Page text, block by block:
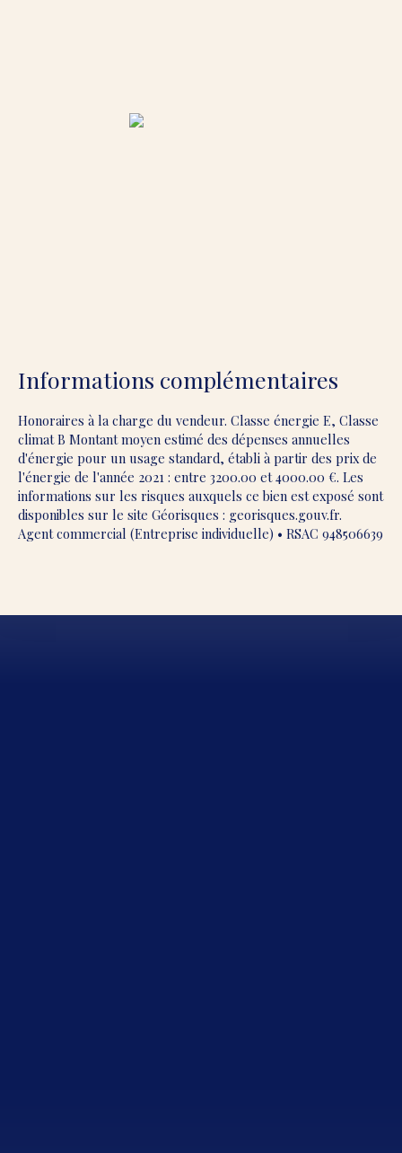
Informations complémentaires
Honoraires à la charge du vendeur. Classe énergie E, Classe
climat B Montant moyen estimé des dépenses annuelles
d'énergie pour un usage standard, établi à partir des prix de
l'énergie de l'année 2021 : entre 3200.00 et 4000.00 €. Les
informations sur les risques auxquels ce bien est exposé sont
disponibles sur le site Géorisques : georisques.gouv.fr.
Agent commercial (Entreprise individuelle) • RSAC 948506639